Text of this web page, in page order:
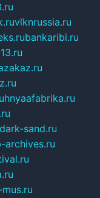
vlknrussia.ru
bankaribi.ru
dark-sand.ru
archives.ru
mus.ru